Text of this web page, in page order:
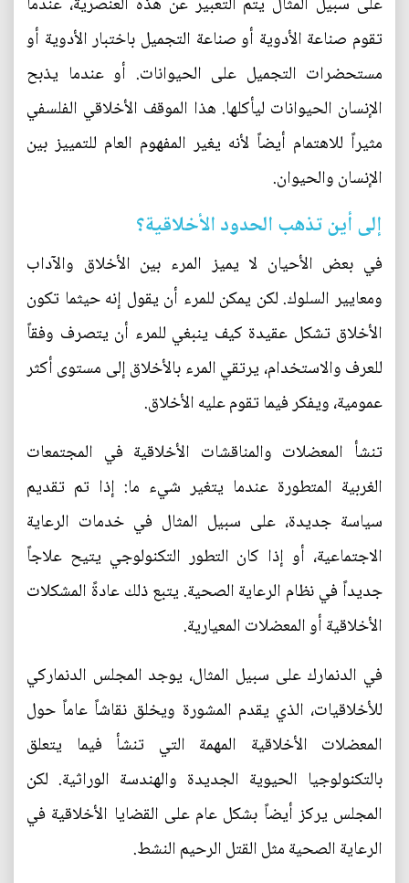
تقوم صناعة الأدوية أو صناعة التجميل باختبار الأدوية أو
مستحضرات التجميل على الحيوانات. أو عندما يذبح
الإنسان الحيوانات ليأكلها. هذا الموقف الأخلاقي الفلسفي
مثيراً للاهتمام أيضاً لأنه يغير المفهوم العام للتمييز بين
الإنسان والحيوان.
إلى أين تذهب الحدود الأخلاقية؟
في بعض الأحيان لا يميز المرء بين الأخلاق والآداب
ومعايير السلوك. لكن يمكن للمرء أن يقول إنه حيثما تكون
الأخلاق تشكل عقيدة كيف ينبغي للمرء أن يتصرف وفقاً
للعرف والاستخدام، يرتقي المرء بالأخلاق إلى مستوى أكثر
عمومية، ويفكر فيما تقوم عليه الأخلاق.
تنشأ المعضلات والمناقشات الأخلاقية في المجتمعات
الغربية المتطورة عندما يتغير شيء ما: إذا تم تقديم
سياسة جديدة، على سبيل المثال في خدمات الرعاية
الاجتماعية، أو إذا كان التطور التكنولوجي يتيح علاجاً
جديداً في نظام الرعاية الصحية. يتبع ذلك عادةً المشكلات
الأخلاقية أو المعضلات المعيارية.
في الدنمارك على سبيل المثال، يوجد المجلس الدنماركي
للأخلاقيات، الذي يقدم المشورة ويخلق نقاشاً عاماً حول
المعضلات الأخلاقية المهمة التي تنشأ فيما يتعلق
بالتكنولوجيا الحيوية الجديدة والهندسة الوراثية. لكن
المجلس يركز أيضاً بشكل عام على القضايا الأخلاقية في
الرعاية الصحية مثل القتل الرحيم النشط.